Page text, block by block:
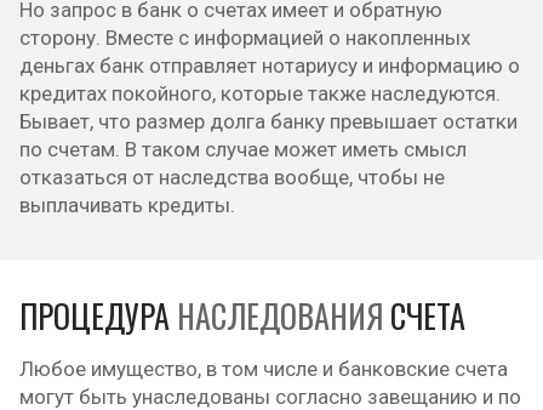
Но запрос в банк о счетах имеет и обратную
сторону. Вместе с информацией о накопленных
деньгах банк отправляет нотариусу и информацию о
кредитах покойного, которые также наследуются.
Бывает, что размер долга банку превышает остатки
по счетам. В таком случае может иметь смысл
отказаться от наследства вообще, чтобы не
выплачивать кредиты.
ПРОЦЕДУРА НАСЛЕДОВАНИЯ СЧЕТА
Любое имущество, в том числе и банковские счета
могут быть унаследованы согласно завещанию и по